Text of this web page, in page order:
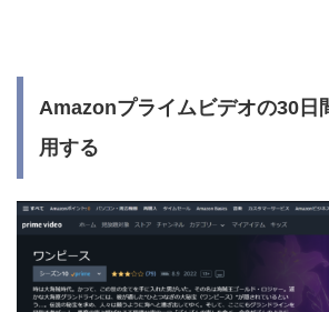
Amazonプライムビデオの30日
用する